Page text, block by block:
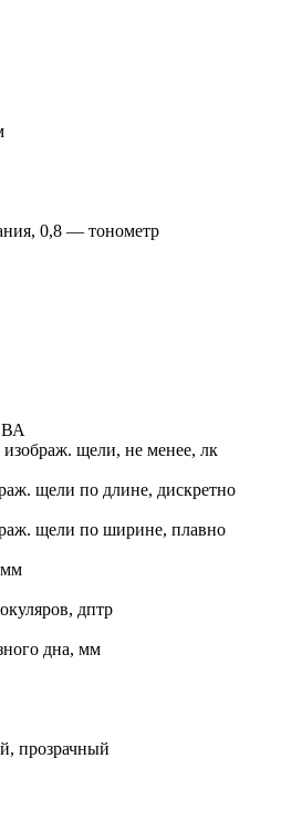
0,8 — тонометр
ВА
щели, не менее, лк
щели по длине, дискретно
щели по ширине, плавно
мм
дптр
дна, мм
прозрачный